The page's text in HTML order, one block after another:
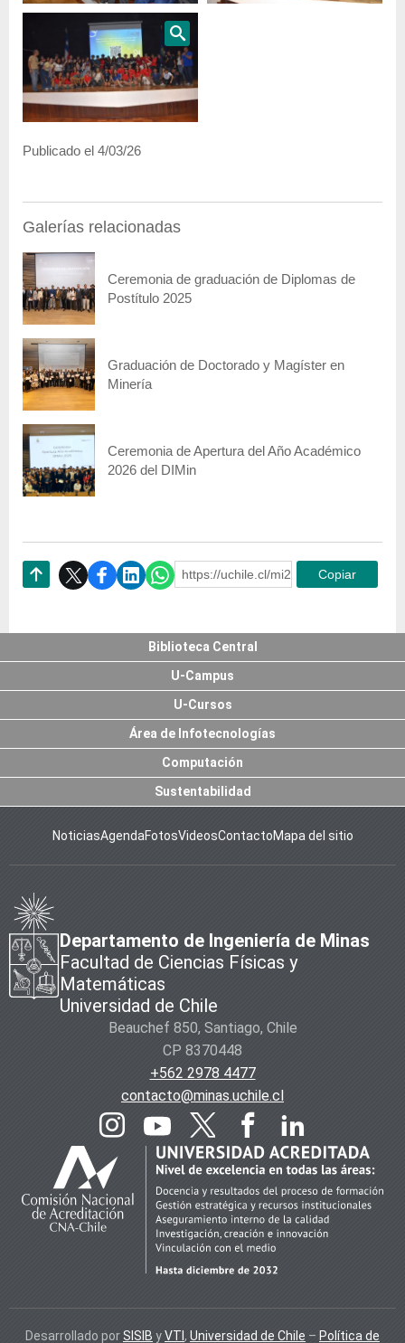
Galerías relacionadas
Ceremonia de graduación de Diplomas de
Postítulo 2025
Graduación de Doctorado y Magíster en
Minería
Ceremonia de Apertura del Año Académico
2026 del DIMin
Publicado el 4/03/26
https://uchile.cl/mi237726Copiar
Biblioteca Central
U-Campus
U-Cursos
Área de Infotecnologías
Computación
Sustentabilidad
NoticiasAgendaFotosVideosContactoMapa del sitio
Departamento de Ingeniería de Minas
Facultad de Ciencias Físicas y
Matemáticas
Universidad de Chile
Beauchef 850, Santiago, Chile
CP 8370448
+562 2978 4477
contacto@minas.uchile.cl
Desarrollado por SISIB yVTI, Universidad de Chile – Política de